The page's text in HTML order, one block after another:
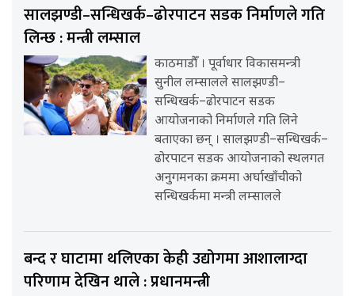
सालझण्डी–सन्धिखर्क–ढोरपाटन सडक निर्माणले गति
लिन्छ : मन्त्री लम्साल
काठमाडौँ । पूर्वाधार विकासमन्त्री
सुनील लम्सालले सालझण्डी–
सन्धिखर्क–ढोरपाटन सडक
आयोजनाको निर्माणले गति लिने
बताएका छन् । सालझण्डी–सन्धिखर्क–
ढोरपाटन सडक आयोजनाको स्थलगत
अनुगमनका क्रममा अर्घाखाँचीको
सन्धिखर्कमा मन्त्री लम्सालले
बन्द र घाटामा थलिएका केही उद्योगमा आशालाग्दा
परिणाम देखिन थाले : प्रधानमन्त्री